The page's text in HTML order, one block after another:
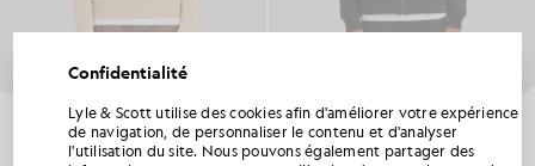
Pull à col rond en coton
VÊTEMENTS POUR ENFANTS
£55.00
Veste de sport à bandes en coton jacquard
VÊTEMENTS POUR ENFANTS
£65.00
Confidentialité
Lyle & Scott utilise des cookies afin d'améliorer votre expérience
de navigation, de personnaliser le contenu et d'analyser
l'utilisation du site. Nous pouvons également partager des
BÉNÉFICIEZ DE 15 % DE RÉDUCTION SUR
VOTRE PREMIÈRE COMMANDE